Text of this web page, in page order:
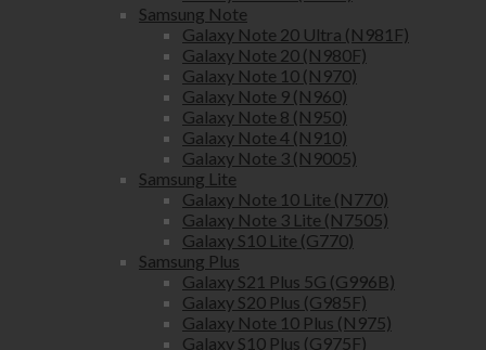
Samsung Note
Galaxy Note 20 Ultra (N981F)
Galaxy Note 20 (N980F)
Galaxy Note 10 (N970)
Galaxy Note 9 (N960)
Galaxy Note 8 (N950)
Galaxy Note 4 (N910)
Galaxy Note 3 (N9005)
Samsung Lite
Galaxy Note 10 Lite (N770)
Galaxy Note 3 Lite (N7505)
Galaxy S10 Lite (G770)
Samsung Plus
Galaxy S21 Plus 5G (G996B)
Galaxy S20 Plus (G985F)
Galaxy Note 10 Plus (N975)
Galaxy S10 Plus (G975F)